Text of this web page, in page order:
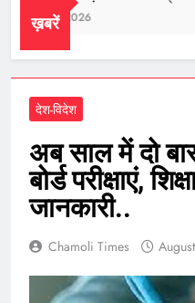
ख़बरें
August 7, 2026
देश-विदेश
अब साल में दो
बोर्ड परीक्षाएं,
जानकारी..
Chamoli Times